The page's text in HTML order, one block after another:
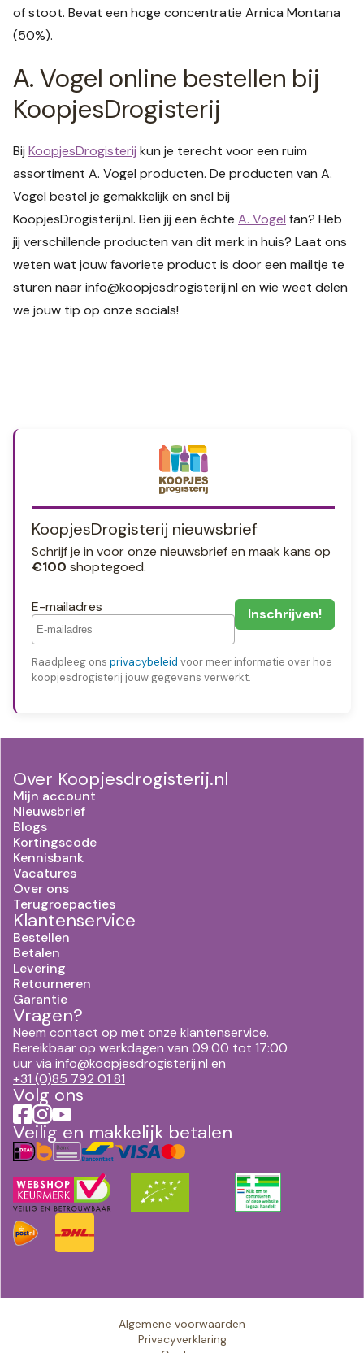
of stoot. Bevat een hoge concentratie Arnica Montana
(50%).
A. Vogel online bestellen bij
KoopjesDrogisterij
Bij KoopjesDrogisterij kun je terecht voor een ruim
assortiment A. Vogel producten. De producten van A.
Vogel bestel je gemakkelijk en snel bij
KoopjesDrogisterij.nl. Ben jij een échte A. Vogel fan? Heb
jij verschillende producten van dit merk in huis? Laat ons
weten wat jouw favoriete product is door een mailtje te
sturen naarinfo@koopjesdrogisterij.nl en wie weet delen
we jouw tip op onze socials!
KoopjesDrogisterij nieuwsbrief
Schrijf je in voor onze nieuwsbrief en maak kans op
€100 shoptegoed.
E-mailadres
Raadpleeg ons privacybeleid voor meer informatie over hoe
koopjesdrogisterij jouw gegevens verwerkt.
Over Koopjesdrogisterij.nl
Mijn account
Nieuwsbrief
Blogs
Kortingscode
Kennisbank
Vacatures
Over ons
Terugroepacties
Klantenservice
Bestellen
Betalen
Levering
Retourneren
Garantie
Vragen?
Neem contact op met onze klantenservice.
Bereikbaar op werkdagen van 09:00 tot 17:00
uur via info@koopjesdrogisterij.nl en
+31 (0)85 792 01 81
Volg ons
Veilig en makkelijk betalen
Algemene voorwaarden
Privacyverklaring